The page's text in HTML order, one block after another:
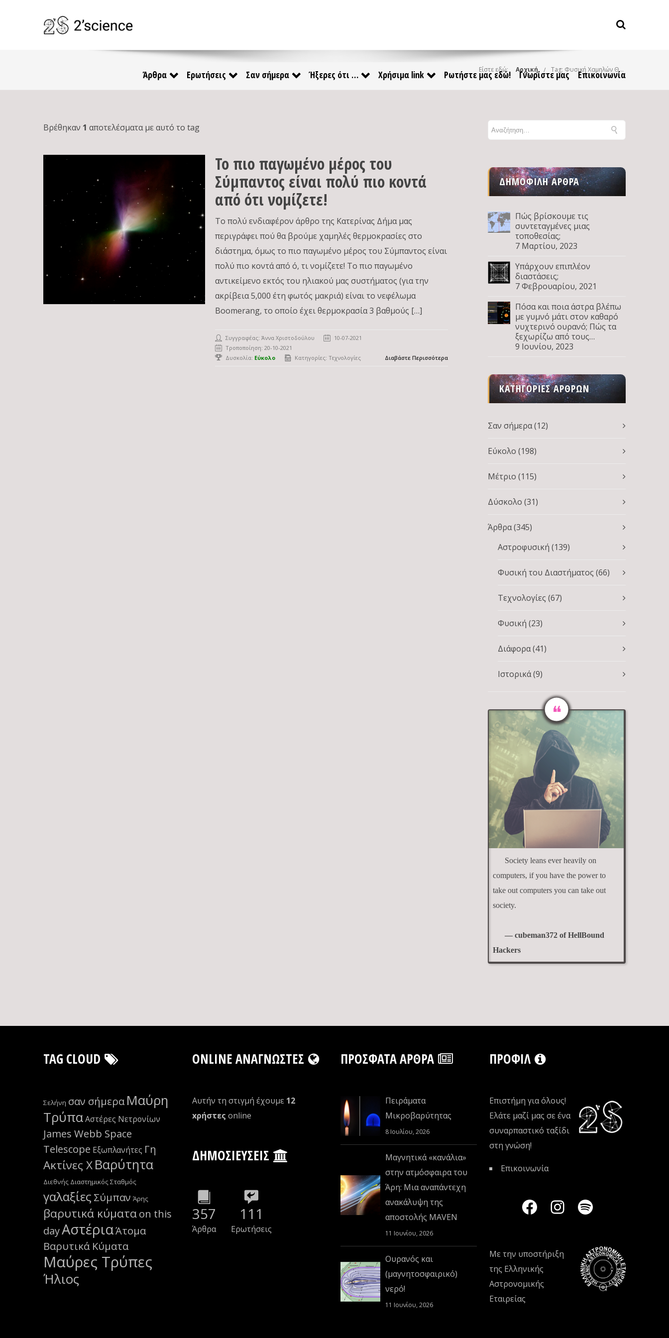
Άρθρα Ερωτήσεις Σαν σήμερα Ήξερες ότι … Χρήσιμα link Ρωτήστε μας εδώ! Γνωρίστε μας Επικοινωνία
Είστε εδώ: Αρχική Tag: Φυσική Χαμηλών Θερμοκρασιών
Βρέθηκαν 1 αποτελέσματα με αυτό το tag
Το πιο παγωμένο μέρος του
Σύμπαντος είναι πολύ πιο κοντά
από ότι νομίζετε!
Το πολύ ενδιαφέρον άρθρο της Κατερίνας Δήμα μας
περιγράφει πού θα βρούμε χαμηλές θερμοκρασίες στο
διάστημα, όμως το πιο παγωμένο μέρος του Σύμπαντος είναι
πολύ πιο κοντά από ό, τι νομίζετε! To πιο παγωμένο
αντικείμενο εκτός του ηλιακού μας συστήματος (για την
ακρίβεια 5,000 έτη φωτός μακριά) είναι το νεφέλωμα
Boomerang, το οποίο έχει θερμοκρασία 3 βαθμούς […]
Συγγραφέας:Άννα Χριστοδούλου
10-07-2021
Τροποποίηση: 20-10-2021
Δυσκολία: Εύκολο Κατηγορίες:Τεχνολογίες Διαβάστε Περισσότερα
ΔΗΜΟΦΙΛΉ ΆΡΘΡΑ
Πώς βρίσκουμε τις
συντεταγμένες μιας
τοποθεσίας;
7 Μαρτίου, 2023
Υπάρχουν επιπλέον
διαστάσεις;
7 Φεβρουαρίου, 2021
Πόσα και ποια άστρα βλέπω
με γυμνό μάτι στον καθαρό
νυχτερινό ουρανό; Πώς τα
ξεχωρίζω από τους
πλανήτες; Μέρος Δ
9 Ιουνίου, 2023
ΚΑΤΗΓΟΡΊΕΣ ΆΡΘΡΩΝ
Σαν σήμερα(12)
Εύκολο (198)
Μέτριο (115)
Δύσκολο (31)
Άρθρα(345)
Αστροφυσική (139)
Φυσική του Διαστήματος (66)
Τεχνολογίες (67)
Φυσική (23)
Διάφορα(41)
Ιστορικά(9)
Society leans ever heavily on
computers, if you have the power to
take out computers you can take out
society.
— cubeman372 of HellBound
Hackers
TAG CLOUD
Σελήνη σαν σήμερα Μαύρη
ΤρύπαΑστέρες Νετρονίων
James Webb Space
Telescope Εξωπλανήτες Γη
Ακτίνες ΧΒαρύτητα
Διεθνής Διαστημικός Σταθμός
γαλαξίες Σύμπαν Άρης
βαρυτικά κύματαon this
dayΑστέριαΆτομα
Βαρυτικά Κύματα
Μαύρες Τρύπες
Ήλιος
ONLINE ΑΝΑΓΝΏΣΤΕΣ
Αυτήν τη στιγμή έχουμε 12
xρήστες οnline
ΔΗΜΟΣΙΕΎΣΕΙΣ
357
Άρθρα
111
Ερωτήσεις
ΠΡΌΣΦΑΤΑ ΆΡΘΡΑ
Πειράματα
Μικροβαρύτητας
8 Ιουλίου, 2026
Μαγνητικά «κανάλια»
στην ατμόσφαιρα του
Άρη: Μια αναπάντεχη
ανακάλυψη της
αποστολής MAVEN
11 Ιουνίου, 2026
Ουρανός και
(μαγνητοσφαιρικό)
νερό!
11 Ιουνίου, 2026
ΠΡΟΦΊΛ
Επιστήμη για όλους!
Ελάτε μαζί μας σε ένα
συναρπαστικό ταξίδι
στη γνώση!
Επικοινωνία
Με την υποστήριξη
της Ελληνικής
Αστρονομικής
Εταιρείας